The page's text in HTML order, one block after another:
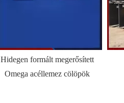
Hidegen formált megerősített
Omega acéllemez cölöpök